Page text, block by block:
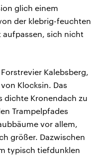
glich einem
der klebrig-feuchten
aufpassen, sich nicht
Kalebsberg,
Klocksin. Das
dichte Kronendach zu
Trampelpfades
vor allem,
größer. Dazwischen
typisch tiefdunklen